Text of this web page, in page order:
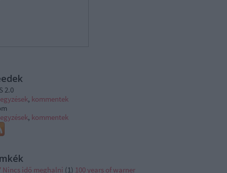
2.0
, kommentek
, kommentek
Nincs idő meghalni (1) 100 years of warner